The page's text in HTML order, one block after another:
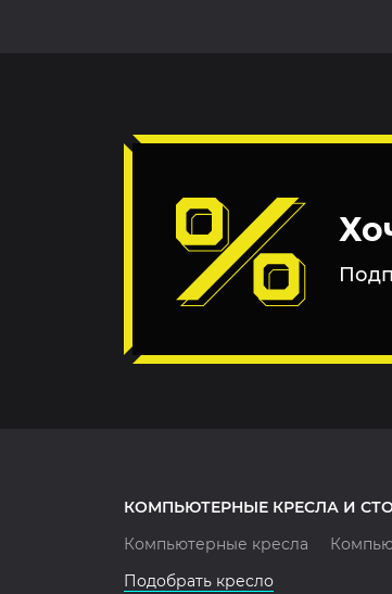
КОМПЬЮТЕРНЫЕ КРЕСЛА И
Компьютерные кресла
Подобрать кресло